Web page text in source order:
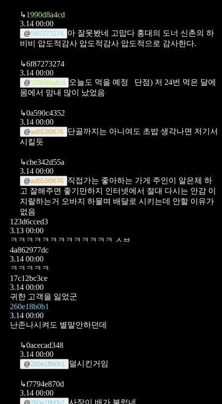
↳1990d8a4cd
3.14 00:00
@6f87273274 아 잘못봤네 고맙다 홍대의 도너 신촌의 하
비비
압도적감사 압도적감사 압도적으로 감사한다.
↳6f87273274
3.14 00:00
@1990d8a4cd 오늘도 먹을 예정
단점) 저 24번 먹은 달에
몸에서 암내 많이 났었음
↳0a590c4352
3.14 00:00
@ad653f9676 단골까지는 아니여도 초밥 생각나면 저기서
시킬듯
↳cbe342d55a
3.14 00:00
@ad653f9676 직접가는 좋아하는 가게 주인이 알은체 하
고 잘해주면 좋기만하지 인터넷에서 절대 다시는 안감 이
지랄하는거 오바지 하물며 배달로 시키는데 안할 이유가
없음
123d6cced3
3.13 00:00
ㅋㅋㅋㅋㅋㅋㅋㅋㅋㅋㅋㅋㅋ ㅅㅂ
4a862977dc
3.14 00:00
ㅋㅋㅋㅋㅋ
17c12bc3ce
3.14 00:00
귀한 고객을 잃었군
260e18b0b1
3.14 00:00
난존나시켜도 별말안하던데
↳0acecad348
3.14 00:00
@260e18b0b1 덜시킨거임
↳f7794e870d
3.14 00:00
사장이 배가 불렀네